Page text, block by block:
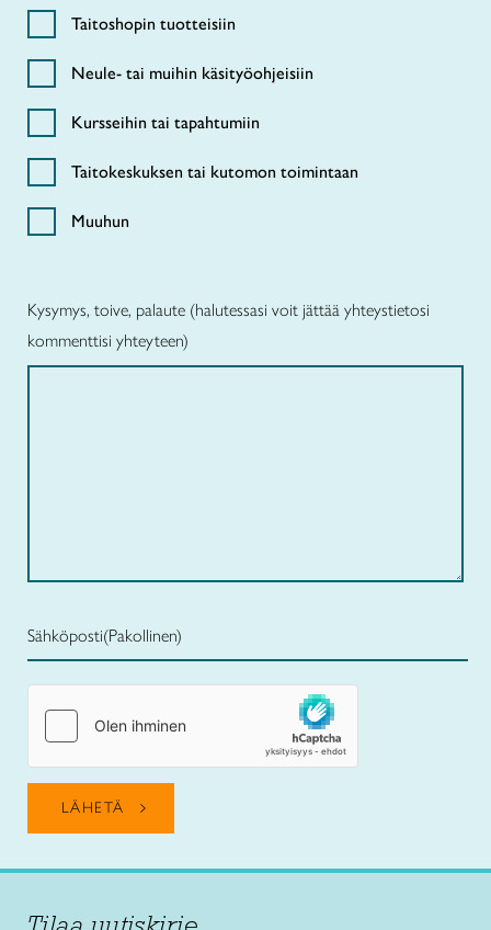
Taitoshopin tuotteisiin
Neule- tai muihin käsityöohjeisiin
Kursseihin tai tapahtumiin
Taitokeskuksen tai kutomon toimintaan
Muuhun
Kysymys, toive, palaute (halutessasi voit jättää yhteystietosi
kommenttisi yhteyteen)
Sähköposti(Pakollinen)